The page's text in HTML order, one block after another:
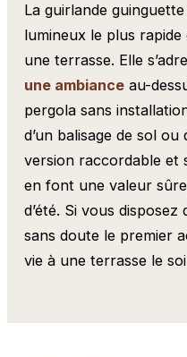
La guirlande
lumineux le plus
une terrasse. Elle
une ambiance au-
pergola sans
d’un balisage de sol ou
version raccordable et
en font une valeur
d’été. Si vous disposez
sans doute le premier
vie à une terrasse le